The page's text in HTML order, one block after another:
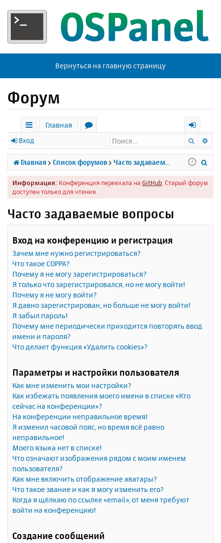
Вернуться на главную страницу
Форум
с
ы
л
к
Главная
р
у
м
х
о
д
Вход Поиск
Главная Список форумов Часто задаваемые вопросы
Информация: Конференция переехала на GitHub . Старый форум
доступен только для чтения.
Часто задаваемые вопросы
Вход на конференцию и регистрация
Зачем мне нужно регистрироваться?
Что такое COPPA?
Почему я не могу зарегистрироваться?
Я только что зарегистрировался, но не могу войти!
Почему я не могу войти?
Я давно зарегистрирован, но больше не могу войти!
Я забыл пароль!
Почему мне периодически приходится повторять ввод
имени и пароля?
Что делает функция «Удалить cookies»?
Параметры и настройки пользователя
Как мне изменить мои настройки?
Как избежать появления моего имени в списке «Кто
сейчас на конференции»?
На конференции неправильное время!
Я изменил часовой пояс, но время всё равно
неправильное!
Моего языка нет в списке!
Что означают изображения рядом с моим именем
пользователя?
Как мне включить отображение аватары?
Что такое звание и как я могу изменить его?
Когда я щёлкаю по ссылке «email», от меня требуют
войти на конференцию!
Создание сообщений